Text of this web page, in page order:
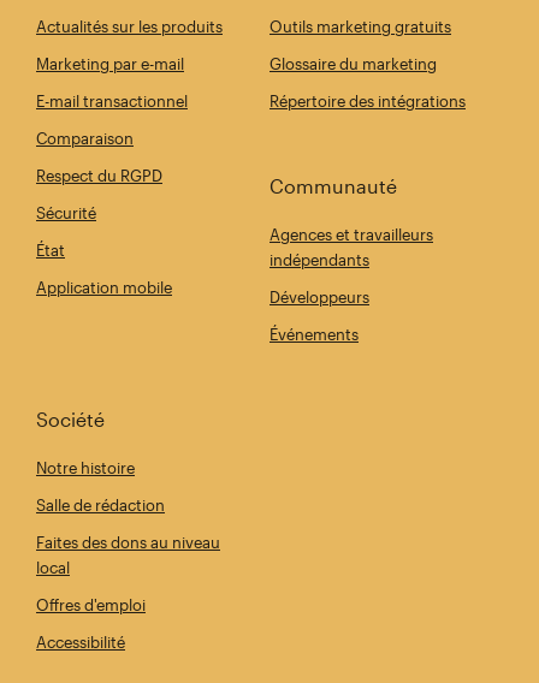
Actualités sur les produits
Marketing par e-mail
E-mail transactionnel
Comparaison
Respect du RGPD
Sécurité
État
Application mobile
Outils marketing gratuits
Glossaire du marketing
Répertoire des intégrations
Communauté
Agences et travailleurs
indépendants
Développeurs
Événements
Société
Notre histoire
Salle de rédaction
Faites des dons au niveau
local
Offres d'emploi
Accessibilité